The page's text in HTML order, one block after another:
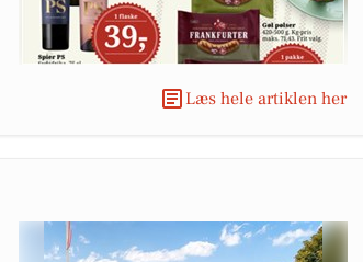
Læs hele artiklen her